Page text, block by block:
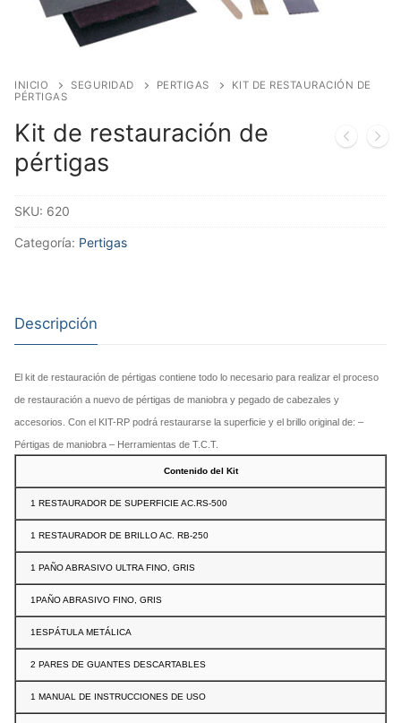
INICIO SEGURIDAD PERTIGAS
KIT DE RESTAURACIÓN DE
PÉRTIGAS
Kit de restauración de
pértigas
SKU: 620
Categoría: Pertigas
Descripción
El kit de restauración de pértigas contiene todo lo necesario para realizar el proceso
de restauración a nuevo de pértigas de maniobra y pegado de cabezales y
accesorios. Con el KIT-RP podrá restaurarse la superficie y el brillo original de: –
Pértigas de maniobra – Herramientas de T.C.T.
Contenido del Kit
1 RESTAURADOR DE SUPERFICIE AC.RS-500
1 RESTAURADOR DE BRILLO AC. RB-250
1 PAÑO ABRASIVO ULTRA FINO, GRIS
1PAÑO ABRASIVO FINO, GRIS
1ESPÁTULA METÁLICA
2 PARES DE GUANTES DESCARTABLES
1 MANUAL DE INSTRUCCIONES DE USO